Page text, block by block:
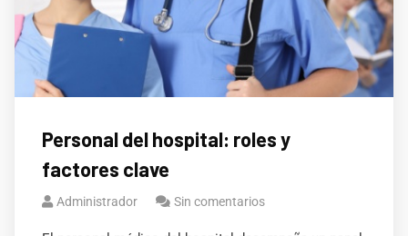
Personal del hospital: roles y
factores clave
Administrador Sin comentarios